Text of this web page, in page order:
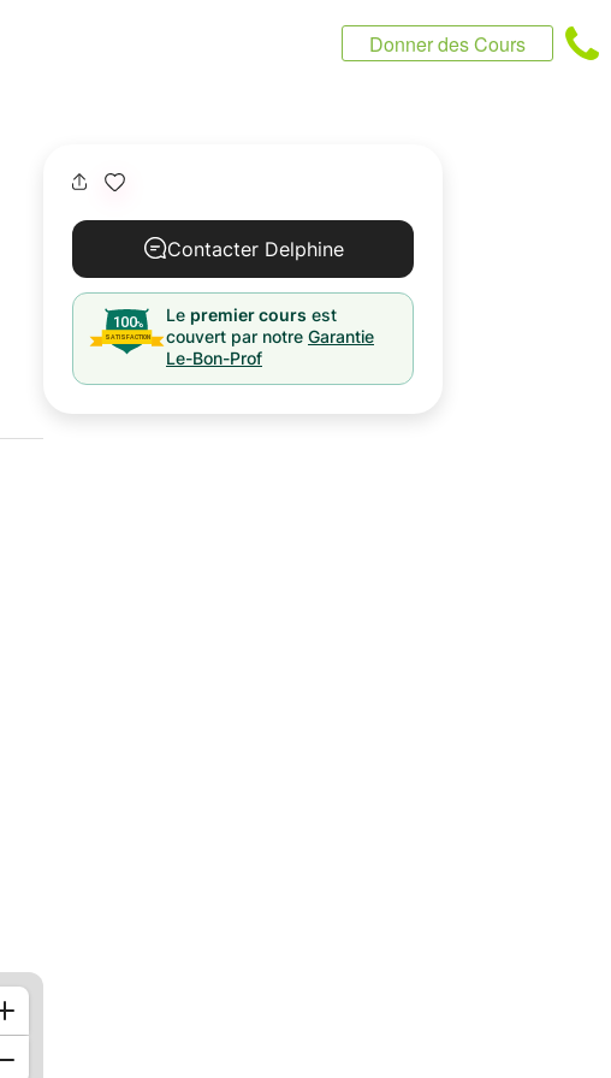
Donner des Cours
Contacter Delphine
Le premier cours est
couvert par notre Garantie
Le-Bon-Prof